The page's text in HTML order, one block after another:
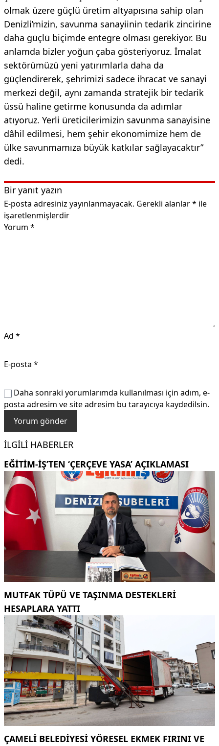
olmak üzere güçlü üretim altyapısına sahip olan
Denizli’mizin, savunma sanayiinin tedarik zincirine
daha güçlü biçimde entegre olması gerekiyor. Bu
anlamda bizler yoğun çaba gösteriyoruz. İmalat
sektörümüzü yeni yatırımlarla daha da
güçlendirerek, şehrimizi sadece ihracat ve sanayi
merkezi değil, aynı zamanda stratejik bir tedarik
üssü haline getirme konusunda da adımlar
atıyoruz. Yerli üreticilerimizin savunma sanayisine
dâhil edilmesi, hem şehir ekonomimize hem de
ülke savunmamıza büyük katkılar sağlayacaktır”
dedi.
Bir yanıt yazın
E-posta adresiniz yayınlanmayacak. Gerekli alanlar* ile
işaretlenmişlerdir
Yorum *
Ad *
E-posta *
Daha sonraki yorumlarımda kullanılması için adım, e-
posta adresim ve site adresim bu tarayıcıya kaydedilsin.
İLGILI HABERLER
EĞITIM-İŞ’TEN ‘ÇERÇEVE YASA’ AÇIKLAMASI
MUTFAK TÜPÜ VE TAŞINMA DESTEKLERI
HESAPLARA YATTI
ÇAMELI BELEDIYESI YÖRESEL EKMEK FIRINI VE